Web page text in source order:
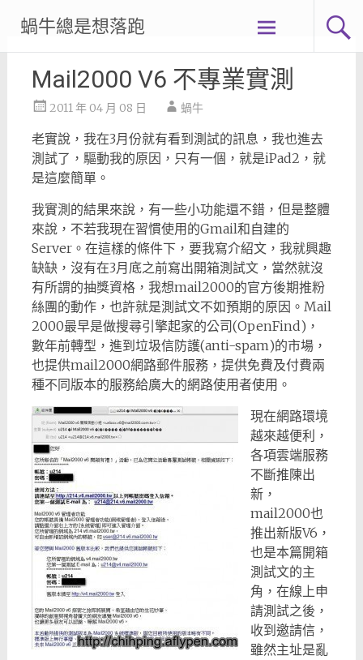
content
蝸牛總是想落跑
Mail2000 V6 不專業實測
2011 年 04 月 08 日 蝸牛
老實說，我在3月份就有看到測試的訊息，我也進去
測試了，驅動我的原因，只有一個，就是iPad2，就
是這麼簡單。
我實測的結果來說，有一些小功能還不錯，但是整體
來說，不若我現在習慣使用的Gmail和自建的
Server。在這樣的條件下，要我寫介紹文，我就興趣
缺缺，沒有在3月底之前寫出開箱測試文，當然就沒
有所謂的抽獎資格，我想mail2000的官方後期推粉
絲團的動作，也許就是測試文不如預期的原因。 Mail
2000最早是做搜尋引擎起家的公司(OpenFind)，
數年前轉型，進到垃圾信防護(anti-spam)的市場，
也提供mail2000網路郵件服務，提供免費及付費兩
種不同版本的服務給廣大的網路使用者使用。
現在網路環境
越來越便利，
各項雲端服務
不斷推陳出
新，
mail2000也
推出新版V6，
也是本篇開箱
測試文的主
角，在線上申
請測試之後，
收到邀請信，
雖然主址是亂